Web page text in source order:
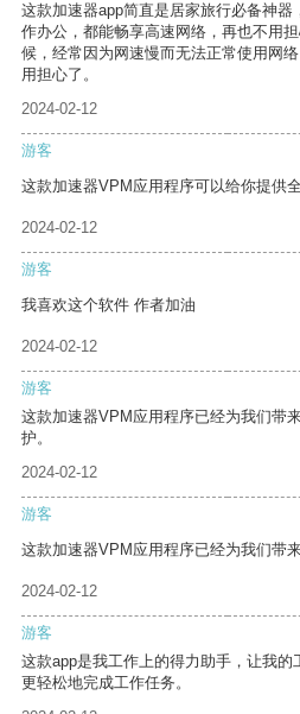
这款加速器app简直是居家旅行必备神
作办公，都能畅享高速网络，再也不用
候，经常因为网速慢而无法正常使用网
用担心了。
2024-02-12
游客
这款加速器VPM应用程序可以给你提供
2024-02-12
游客
我喜欢这个软件 作者加油
2024-02-12
游客
这款加速器VPM应用程序已经为我们带
护。
2024-02-12
游客
这款加速器VPM应用程序已经为我们带
2024-02-12
游客
这款app是我工作上的得力助手，让我
更轻松地完成工作任务。